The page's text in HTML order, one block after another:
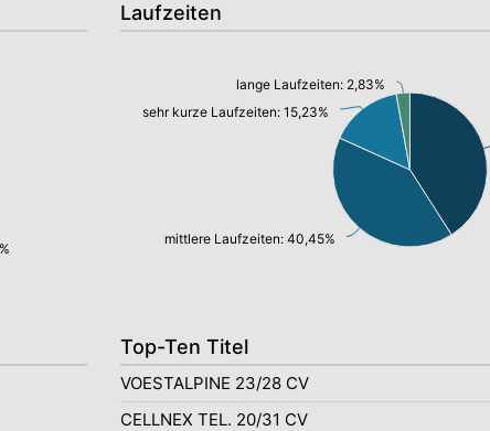
Laufzeiten
mittlere Laufzeiten: 40,45%
sehr kurze Laufzeiten: 15,23%
lange Laufzeiten: 2,83%
Top-Ten Titel
VOESTALPINE 23/28 CV
CELLNEX TEL. 20/31 CV